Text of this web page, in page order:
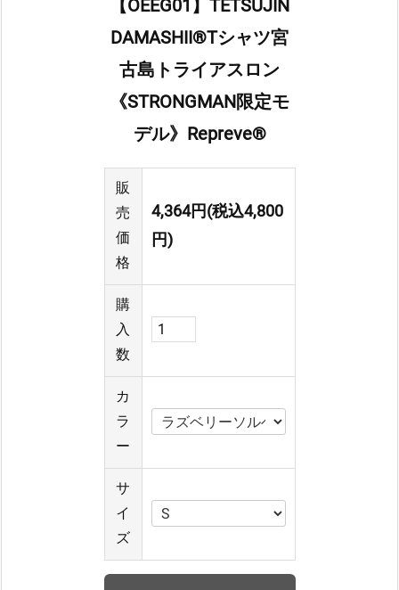
【OEEG01】TETSUJIN
DAMASHII®Tシャツ宮
古島トライアスロン
《STRONGMAN限定モ
デル》Repreve®
販
売
価
格
4,364円(税込4,800
円)
購
入
数
カ
ラ
ー
サ
イ
ズ